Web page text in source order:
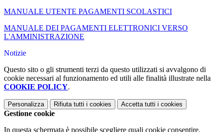
MANUALE UTENTE PAGAMENTI SCOLASTICI
MANUALE DEI PAGAMENTI ELETTRONICI VERSO
L'AMMINISTRAZIONE
Notizie
Questo sito o gli strumenti terzi da questo utilizzati si avvalgono di
cookie necessari al funzionamento ed utili alle finalità illustrate nella
COOKIE POLICY.
Personalizza Rifiuta tutti i cookies Accetta tutti i cookies
Gestione cookie
In questa schermata è possibile scegliere quali cookie consentire.